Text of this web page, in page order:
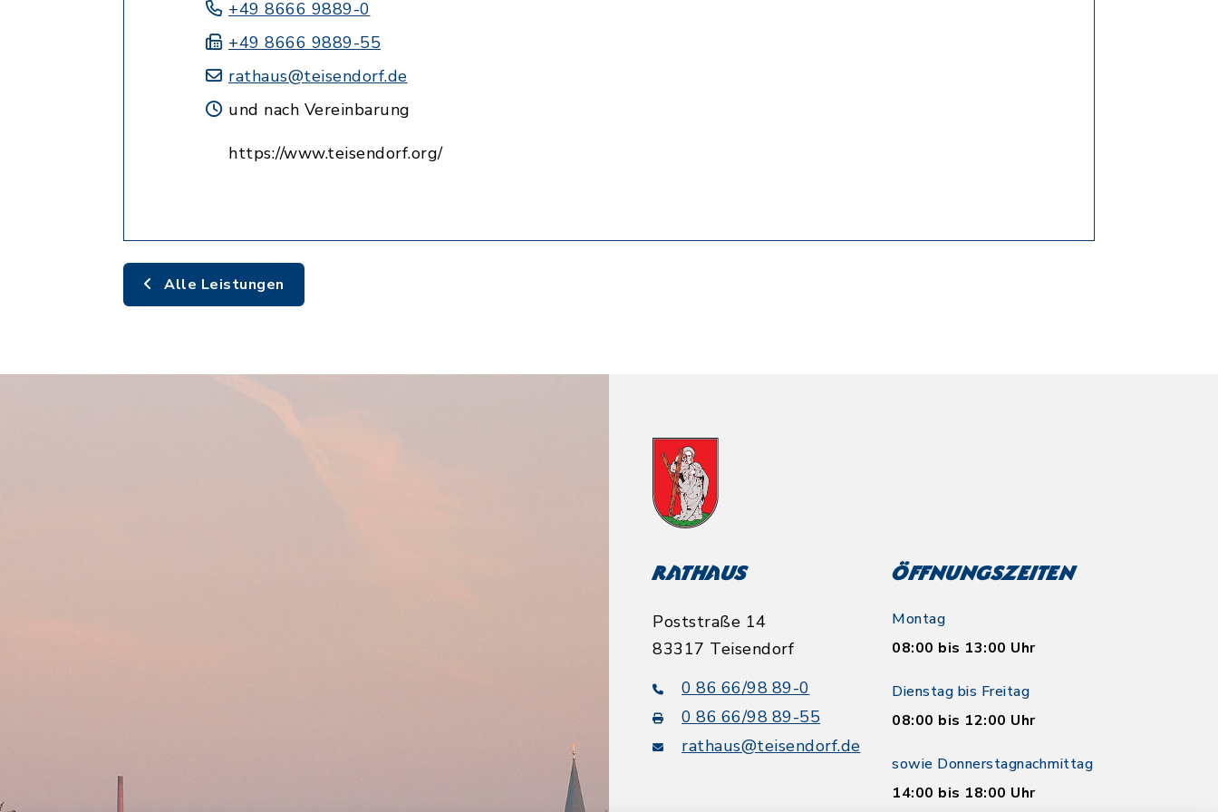
+49 8666 9889-0
+49 8666 9889-55
rathaus@teisendorf.de
und nach Vereinbarung
https://www.teisendorf.org/
Alle Leistungen
Rathaus
Poststraße 14
83317 Teisendorf
0 86 66/98 89-0
0 86 66/98 89-55
rathaus@teisendorf.de
Öffnungszeiten
Montag
08:00 bis 13:00 Uhr
Dienstag bis Freitag
08:00 bis 12:00 Uhr
sowie Donnerstagnachmittag
14:00 bis 18:00 Uhr